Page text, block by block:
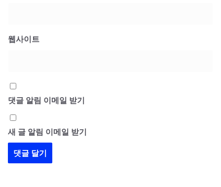
웹사이트
댓글 알림 이메일 받기
새 글 알림 이메일 받기